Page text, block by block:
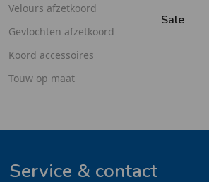
Velours afzetkoord
Gevlochten afzetkoord
Koord accessoires
Touw op maat
Sale
Service & contact